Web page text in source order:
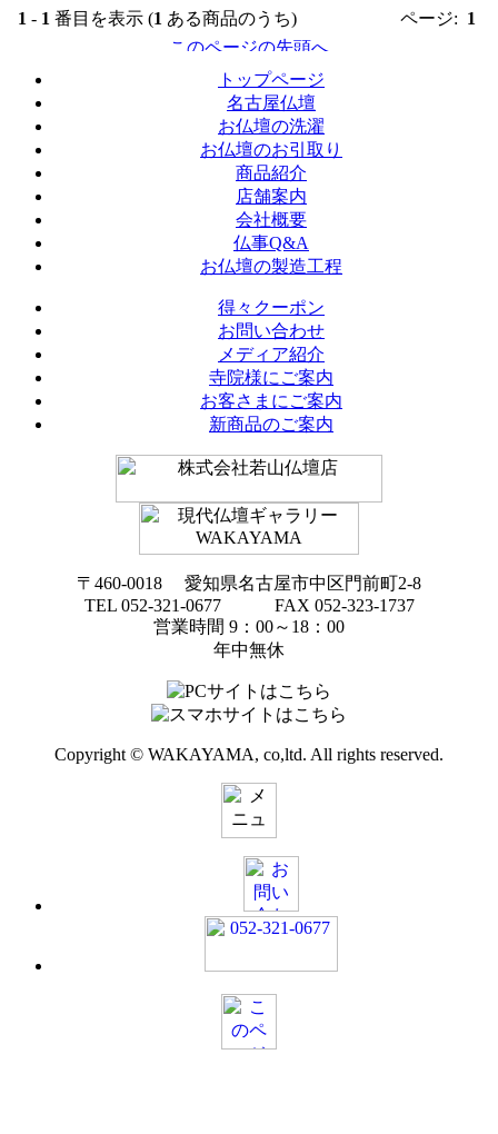
1 - 1 番目を表示 (1 ある商品のうち) ページ: 1
トップページ
名古屋仏壇
お仏壇の洗濯
お仏壇のお引取り
商品紹介
店舗案内
会社概要
仏事Q&A
お仏壇の製造工程
得々クーポン
お問い合わせ
メディア紹介
寺院様にご案内
お客さまにご案内
新商品のご案内
〒460-0018 愛知県名古屋市中区門前町2-8
TEL 052-321-0677 FAX 052-323-1737
営業時間 9：00～18：00
年中無休
Copyright © WAKAYAMA, co,ltd. All rights reserved.